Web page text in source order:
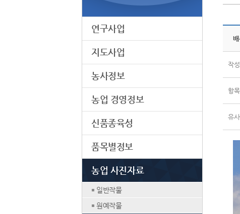
배
작
항목
유
연구사업
지도사업
농사정보
농업 경영정보
신품종육성
품목별정보
농업 사진자료
일반작물
원예작물